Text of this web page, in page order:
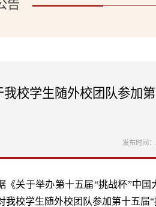
告
我校学生随外校团队参加
发布时间
《关于举办第十五届“挑战杯”中国
我校学生随外校团队参加第十五届“